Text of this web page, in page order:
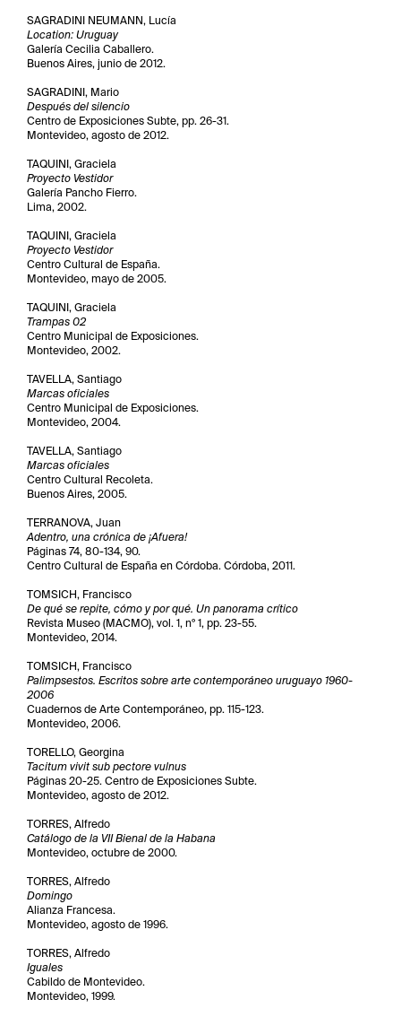
SAGRADINI NEUMANN, Lucía
Location: Uruguay
Galería Cecilia Caballero.
Buenos Aires, junio de 2012.
SAGRADINI, Mario
Después del silencio
Centro de Exposiciones Subte, pp. 26-31.
Montevideo, agosto de 2012.
TAQUINI, Graciela
Proyecto Vestidor
Galería Pancho Fierro.
Lima, 2002.
TAQUINI, Graciela
Proyecto Vestidor
Centro Cultural de España.
Montevideo, mayo de 2005.
TAQUINI, Graciela
Trampas 02
Centro Municipal de Exposiciones.
Montevideo, 2002.
TAVELLA, Santiago
Marcas oficiales
Centro Municipal de Exposiciones.
Montevideo, 2004.
TAVELLA, Santiago
Marcas oficiales
Centro Cultural Recoleta.
Buenos Aires, 2005.
TERRANOVA, Juan
Adentro, una crónica de ¡Afuera!
Páginas 74, 80-134, 90.
Centro Cultural de España en Córdoba. Córdoba, 2011.
TOMSICH, Francisco
De qué se repite, cómo y por qué. Un panorama crítico
Revista Museo (MACMO), vol. 1, nº 1, pp. 23-55.
Montevideo, 2014.
TOMSICH, Francisco
Palimpsestos. Escritos sobre arte contemporáneo uruguayo 1960-
2006
Cuadernos de Arte Contemporáneo, pp. 115-123.
Montevideo, 2006.
TORELLO, Georgina
Tacitum vivit sub pectore vulnus
Páginas 20-25. Centro de Exposiciones Subte.
Montevideo, agosto de 2012.
TORRES, Alfredo
Catálogo de la VII Bienal de la Habana
Montevideo, octubre de 2000.
TORRES, Alfredo
Domingo
Alianza Francesa.
Montevideo, agosto de 1996.
TORRES, Alfredo
Iguales
Cabildo de Montevideo.
Montevideo, 1999.